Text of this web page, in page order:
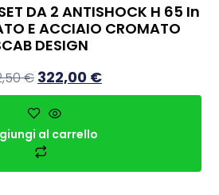
DA 2 ANTISHOCK H 65 In
E ACCIAIO CROMATO
DESIGN
€ 322,00 €
al carrello